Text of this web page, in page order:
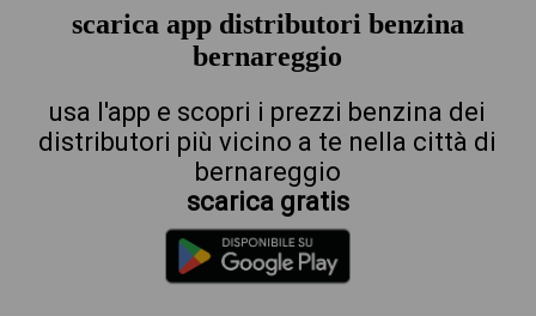
scarica app distributori benzina
bernareggio
usa l'app e scopri i prezzi benzina dei
distributori più vicino a te nella città di
bernareggio
scarica gratis